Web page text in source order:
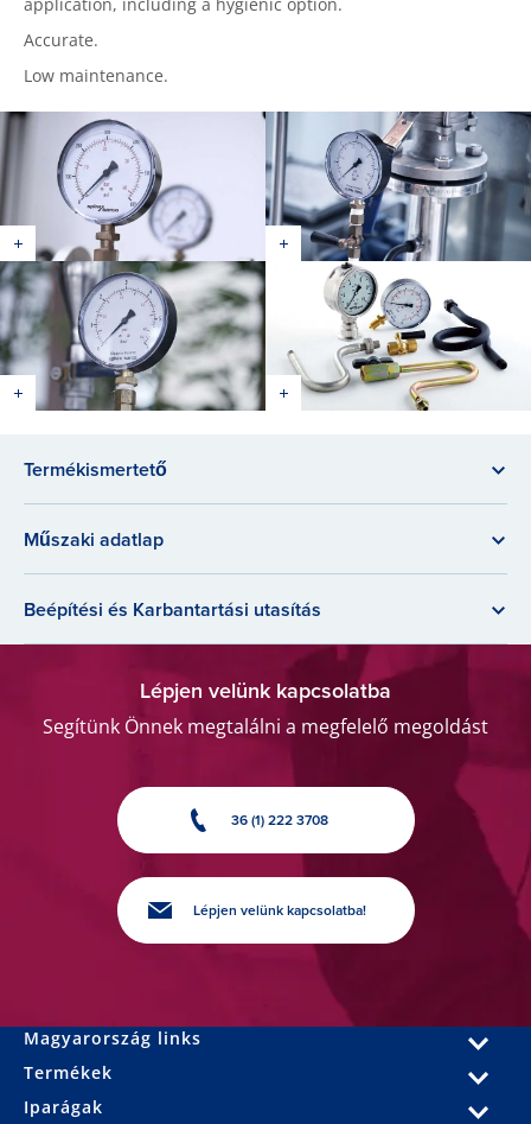
Accurate.
Low maintenance.
Termékismertető
Műszaki adatlap
Beépítési és Karbantartási utasítás
Lépjen velünk kapcsolatba
Segítünk Önnek megtalálni a megfelelő megoldást
36 (1) 222 3708
Lépjen velünk kapcsolatba!
Magyarország links
Termékek
Iparágak